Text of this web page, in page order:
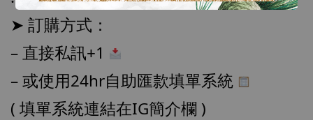
➤ 訂購方式：
– 直接私訊+1
– 或使用24hr自助匯款填單系統
( 填單系統連結在IG簡介欄 )